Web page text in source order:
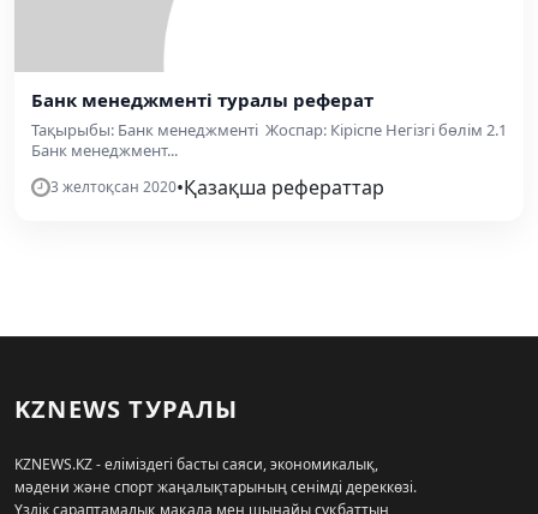
Банк менеджменті туралы реферат
Тақырыбы: Банк менеджменті Жоспар: Кіріспе Негізгі бөлім 2.1
Банк менеджмент...
3 желтоқсан 2020•Қазақша рефераттар
KZNEWS ТУРАЛЫ
KZNEWS.KZ - еліміздегі басты саяси, экономикалық,
мәдени және спорт жаңалықтарының сенімді дереккөзі.
Үздік сараптамалық мақала мен шынайы сұқбаттың